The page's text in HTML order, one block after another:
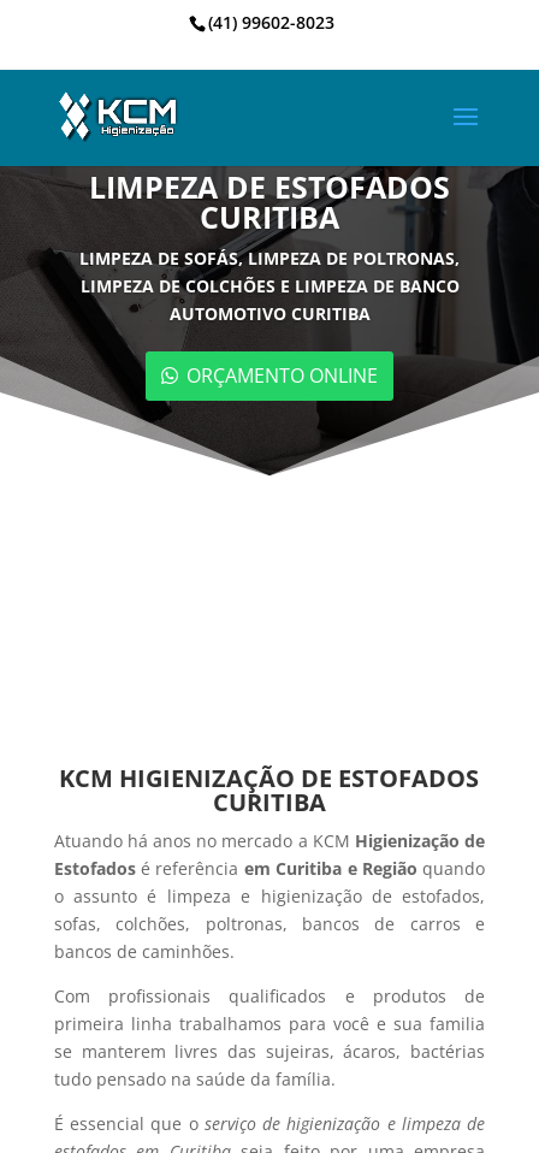
(41) 99602-8023
LIMPEZA DE ESTOFADOS
CURITIBA
LIMPEZA DE SOFÁS, LIMPEZA DE POLTRONAS,
LIMPEZA DE COLCHÕES E LIMPEZA DE BANCO
AUTOMOTIVO CURITIBA
ORÇAMENTO ONLINE
KCM HIGIENIZAÇÃO DE ESTOFADOS
CURITIBA
Atuando há anos no mercado a KCM Higienização de
Estofadosé referência em Curitiba e Região quando
o assunto é limpeza e higienização de estofados,
sofas, colchões, poltronas, bancos de carros e
bancos de caminhões.
Com profissionais qualificados e produtos de
primeira linha trabalhamos para você e sua familia
se manterem livres das sujeiras, ácaros, bactérias
tudo pensado na saúde da família.
É essencial que o serviço de higienização e limpeza de